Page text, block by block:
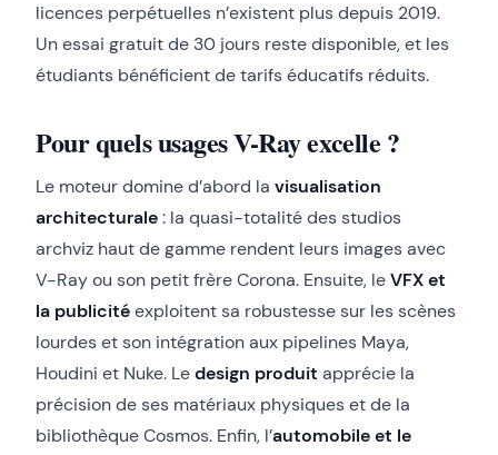
licences perpétuelles n’existent plus depuis 2019.
Un essai gratuit de 30 jours reste disponible, et les
étudiants bénéficient de tarifs éducatifs réduits.
Pour quels usages V-Ray excelle ?
Le moteur domine d’abord la visualisation
architecturale: la quasi-totalité des studios
archviz haut de gamme rendent leurs images avec
V-Ray ou son petit frère Corona. Ensuite, leVFX et
la publicitéexploitent sa robustesse sur les scènes
lourdes et son intégration aux pipelines Maya,
Houdini et Nuke. Ledesign produit apprécie la
précision de ses matériaux physiques et de la
bibliothèque Cosmos. Enfin, l’automobile et le